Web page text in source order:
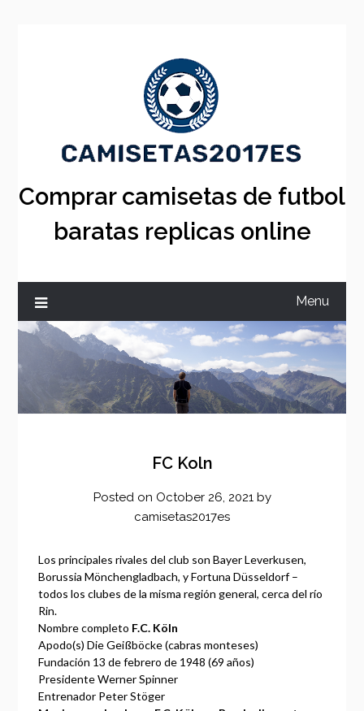
Comprar camisetas de futbol
baratas replicas online
Menu
FC Koln
Posted on October 26, 2021 by
camisetas2017es
Los principales rivales del club son Bayer Leverkusen,
Borussia Mönchengladbach, y Fortuna Düsseldorf –
todos los clubes de la misma región general, cerca del río
Rin.
Nombre completo F.C. Köln
Apodo(s) Die Geißböcke (cabras monteses)
Fundación 13 de febrero de 1948 (69 años)
Presidente Werner Spinner
Entrenador Peter Stöger